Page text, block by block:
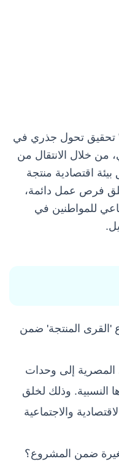
تحقيق تحول جذري في
من خلال الانتقال من
اقتصادية منتجة
فرص عمل دائمة،
للمواطنين في
المنتجة' ضمن
إلى وحدات
النسبية. وذلك لخلق
والاجتماعية
ضمن المشروع؟